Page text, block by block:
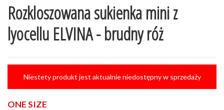
Rozkloszowana sukienka mini z
lyocellu ELVINA - brudny róż
Niestety produkt jest aktualnie niedostępny w sprzedaży
ONE SIZE